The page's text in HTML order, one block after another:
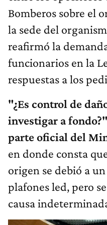
Bomberos sobre el
la sede del
reafirmó la
funcionarios en la
respuestas a los
"¿Es control de
investigar a
parte oficial del
en donde consta
origen se debió a
plafones led, pero
causa